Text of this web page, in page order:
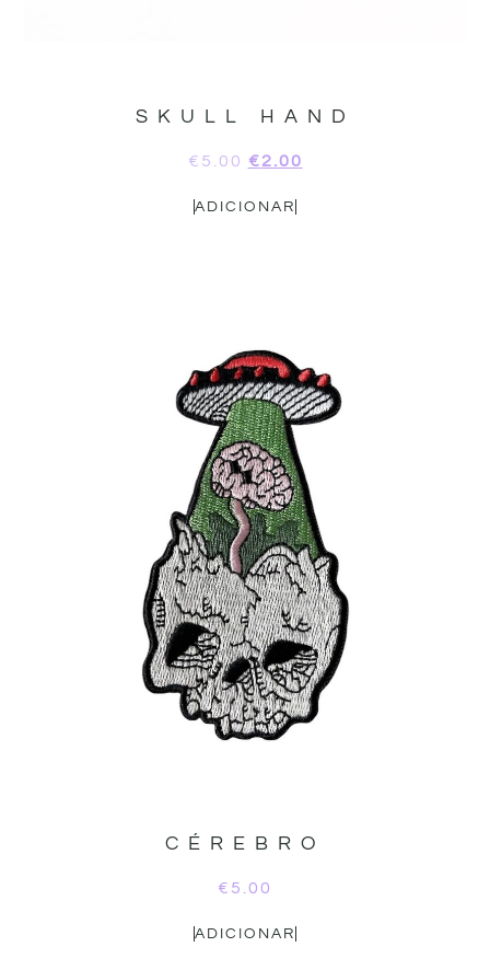
SKULL HAND
€ 5.00 €2.00
ADICIONAR
CÉREBRO
€ 5.00
ADICIONAR